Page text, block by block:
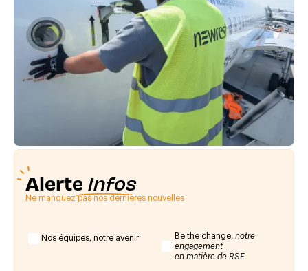
Alerte infos
Ne manquez pas nos dernières nouvelles
Nos équipes, notre avenir Be the change, notre
engagement
en matière de RSE